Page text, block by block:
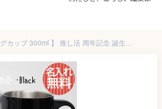
記念品 【 名入れ ステンレス マグカップ 300ml 】 推し活 周年記念 誕生日 記念日 結婚祝 還暦 古希 スポーツ 部活動